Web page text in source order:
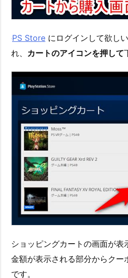
PS Store にログインして欲し
れ、 カートのアイコンを押して
ショッピングカートの画面が
金額が表示される部分からクー
です。